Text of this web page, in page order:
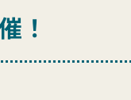
！